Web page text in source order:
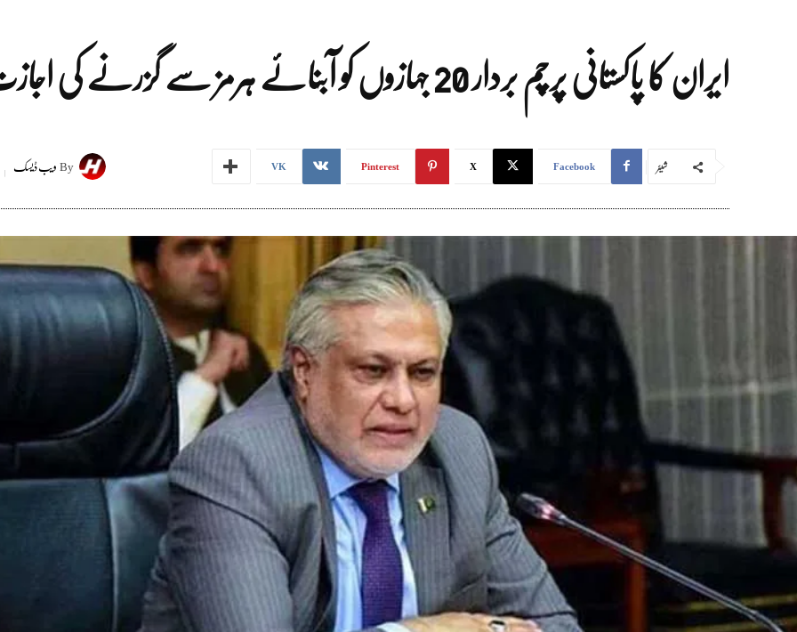
ایران کا پاکستانی پرچم بردار 20 جہازوں کو آبنائے ہرمز سے گزرنے کی اجازت دینے کا فیصلہ
Byویب ڈیسک شیئر Facebook
X
Pinterest
VK